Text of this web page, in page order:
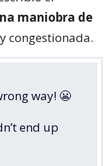
maniobra de
congestionada.
way! 😬
end up